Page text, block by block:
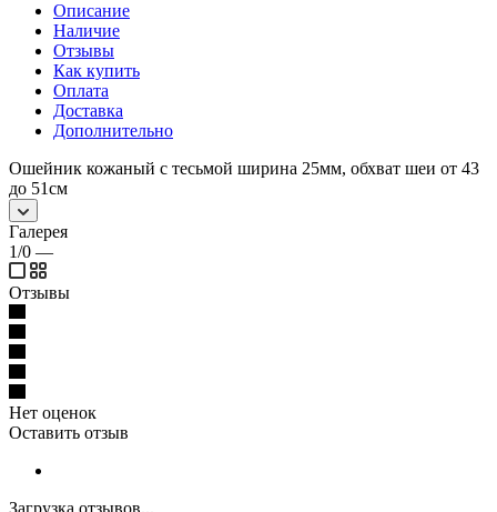
Описание
Наличие
Отзывы
Как купить
Оплата
Доставка
Дополнительно
Ошейник кожаный с тесьмой ширина 25мм, обхват шеи от 43
до 51см
Галерея
1/0 —
Отзывы
Нет оценок
Оставить отзыв